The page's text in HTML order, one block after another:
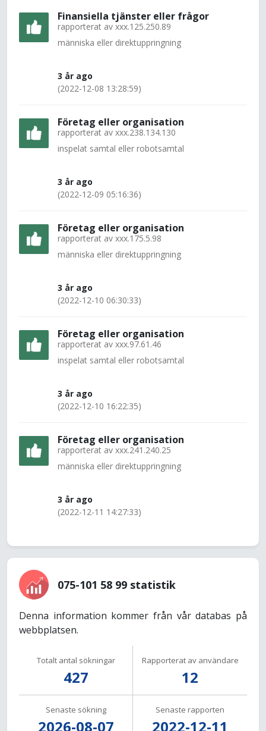
Finansiella tjänster eller frågor
rapporterat av xxx.125.250.89
människa eller direktuppringning
3 år ago
(2022-12-08 13:28:59)
Företag eller organisation
rapporterat av xxx.238.134.130
inspelat samtal eller robotsamtal
3 år ago
(2022-12-09 05:16:36)
Företag eller organisation
rapporterat av xxx.175.5.98
människa eller direktuppringning
3 år ago
(2022-12-10 06:30:33)
Företag eller organisation
rapporterat av xxx.97.61.46
inspelat samtal eller robotsamtal
3 år ago
(2022-12-10 16:22:35)
Företag eller organisation
rapporterat av xxx.241.240.25
människa eller direktuppringning
3 år ago
(2022-12-11 14:27:33)
075-101 58 99 statistik
Denna information kommer från vår databas på
webbplatsen.
Totalt antal sökningar
427
Rapporterat av användare
12
Senaste sökning
2026-08-07
Senaste rapporten
2022-12-11